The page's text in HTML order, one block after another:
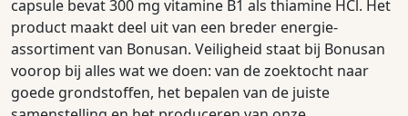
capsule bevat 300 mg vitamine B1 als thiamine HCl. Het
product maakt deel uit van een breder energie-
assortiment van Bonusan. Veiligheid staat bij Bonusan
voorop bij alles wat we doen: van de zoektocht naar
goede grondstoffen, het bepalen van de juiste